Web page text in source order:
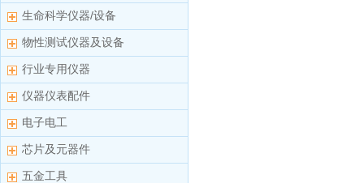
生命科学仪器/设备
物性测试仪器及设备
行业专用仪器
仪器仪表配件
电子电工
芯片及元器件
五金工具